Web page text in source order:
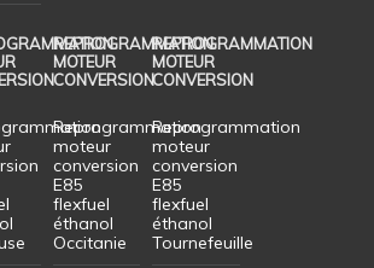
REPROGRAMMATION
MOTEUR
CONVERSION
Reprogrammation
moteur
conversion
E85
flexfuel
éthanol
Occitanie
REPROGRAMMATION
MOTEUR
CONVERSION
Reprogrammation
moteur
conversion
E85
flexfuel
éthanol
Tournefeuille